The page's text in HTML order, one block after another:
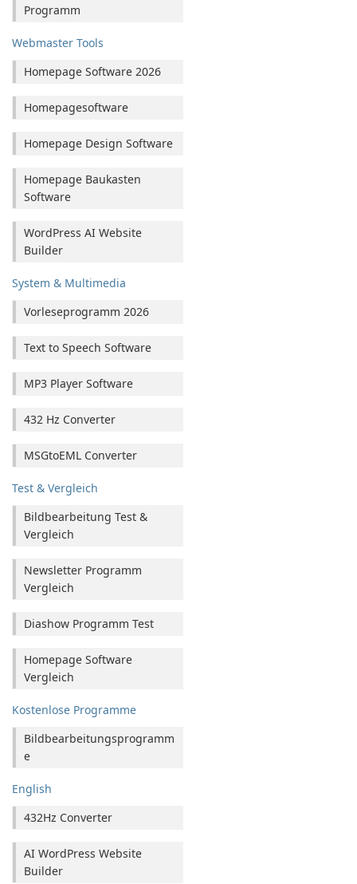
Programm
Webmaster Tools
Homepage Software 2026
Homepagesoftware
Homepage Design Software
Homepage Baukasten
Software
WordPress AI Website
Builder
System & Multimedia
Vorleseprogramm 2026
Text to Speech Software
MP3 Player Software
432 Hz Converter
MSGtoEML Converter
Test & Vergleich
Bildbearbeitung Test &
Vergleich
Newsletter Programm
Vergleich
Diashow Programm Test
Homepage Software
Vergleich
Kostenlose Programme
Bildbearbeitungsprogramm
e
English
432Hz Converter
AI WordPress Website
Builder